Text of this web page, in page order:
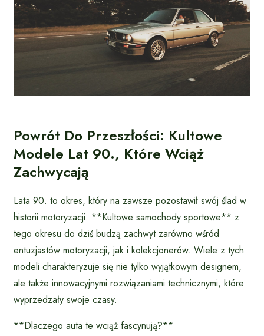
Powrót Do Przeszłości: Kultowe
Modele Lat 90., Które Wciąż
Zachwycają
Lata 90. to okres, który na zawsze pozostawił swój ślad w
historii motoryzacji. **Kultowe samochody sportowe** z
tego okresu do dziś budzą zachwyt zarówno wśród
entuzjastów motoryzacji, jak i kolekcjonerów. Wiele z tych
modeli charakteryzuje się nie tylko wyjątkowym designem,
ale także innowacyjnymi rozwiązaniami technicznymi, które
wyprzedzały swoje czasy.
**Dlaczego auta te wciąż fascynują?**